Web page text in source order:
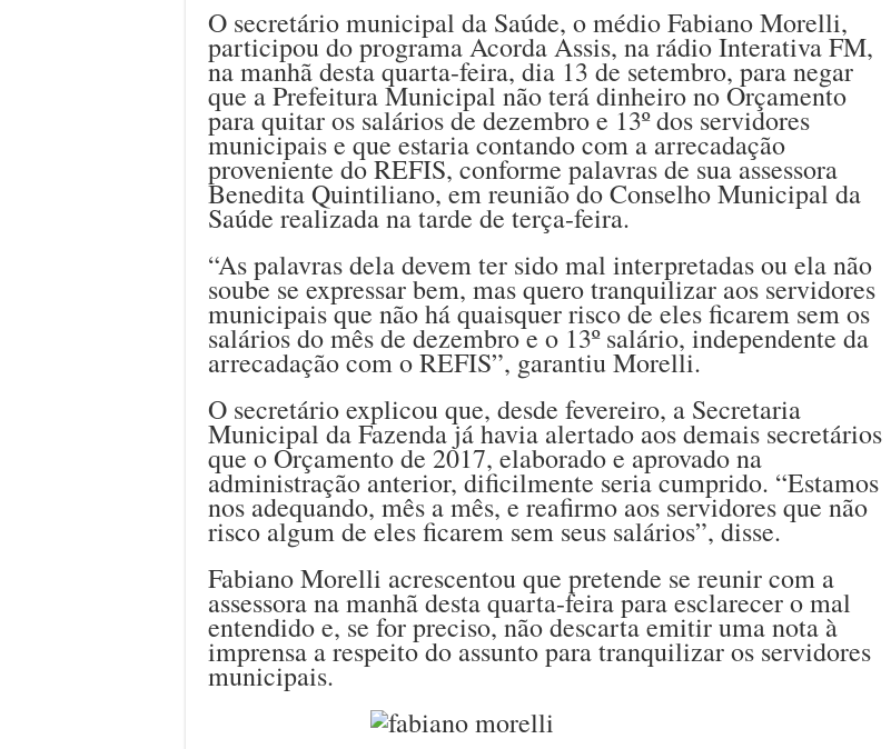
O secretário municipal da Saúde, o médio Fabiano Morelli,
participou do programa Acorda Assis, na rádio Interativa FM,
na manhã desta quarta-feira, dia 13 de setembro, para negar
que a Prefeitura Municipal não terá dinheiro no Orçamento
para quitar os salários de dezembro e 13º dos servidores
municipais e que estaria contando com a arrecadação
proveniente do REFIS, conforme palavras de sua assessora
Benedita Quintiliano, em reunião do Conselho Municipal da
Saúde realizada na tarde de terça-feira.
“As palavras dela devem ter sido mal interpretadas ou ela não
soube se expressar bem, mas quero tranquilizar aos servidores
municipais que não há quaisquer risco de eles ficarem sem os
salários do mês de dezembro e o 13º salário, independente da
arrecadação com o REFIS”, garantiu Morelli.
O secretário explicou que, desde fevereiro, a Secretaria
Municipal da Fazenda já havia alertado aos demais secretários
que o Orçamento de 2017, elaborado e aprovado na
administração anterior, dificilmente seria cumprido. “Estamos
nos adequando, mês a mês, e reafirmo aos servidores que não
risco algum de eles ficarem sem seus salários”, disse.
Fabiano Morelli acrescentou que pretende se reunir com a
assessora na manhã desta quarta-feira para esclarecer o mal
entendido e, se for preciso, não descarta emitir uma nota à
imprensa a respeito do assunto para tranquilizar os servidores
municipais.